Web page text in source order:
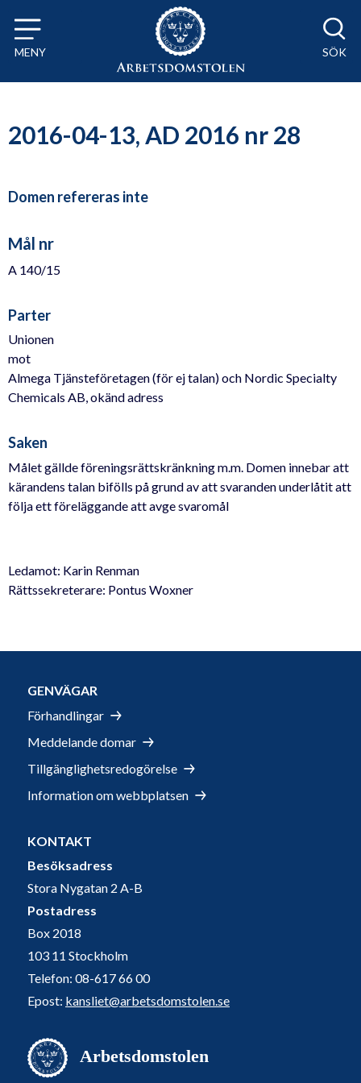
Till innehåll på sidan x
MENY SÖK
2016-04-13, AD 2016 nr 28
Domen refereras inte
Mål nr
A 140/15
Parter
Unionen
mot
Almega Tjänsteföretagen (för ej talan) och Nordic Specialty
Chemicals AB, okänd adress
Saken
Målet gällde föreningsrättskränkning m.m. Domen innebar att
kärandens talan bifölls på grund av att svaranden underlåtit att
följa ett föreläggande att avge svaromål
Ledamot: Karin Renman
Rättssekreterare: Pontus Woxner
GENVÄGAR
Förhandlingar
Meddelande domar
Tillgänglighetsredogörelse
Information om webbplatsen
KONTAKT
Besöksadress
Stora Nygatan 2 A-B
Postadress
Box 2018
103 11 Stockholm
Telefon: 08-617 66 00
Epost: kansliet@arbetsdomstolen.se